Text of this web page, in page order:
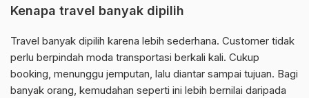
Kenapa travel banyak dipilih
Travel banyak dipilih karena lebih sederhana. Customer tidak
perlu berpindah moda transportasi berkali kali. Cukup
booking, menunggu jemputan, lalu diantar sampai tujuan. Bagi
banyak orang, kemudahan seperti ini lebih bernilai daripada